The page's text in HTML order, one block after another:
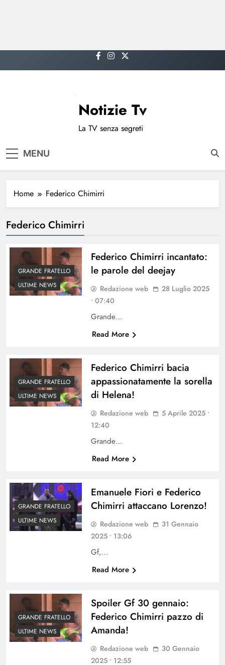
to
Notizie Tv
La TV senza segreti
MENU
Home Federico Chimirri
Federico Chimirri
GRANDE FRATELLO
ULTIME NEWS
Federico Chimirri incantato:
le parole del deejay
Redazione web
28 Luglio 2025
• 07:40
Grande…
Read More
GRANDE FRATELLO
ULTIME NEWS
Federico Chimirri bacia
appassionatamente la sorella
di Helena!
Redazione web
5 Aprile 2025 •
12:40
Grande…
Read More
GRANDE FRATELLO
ULTIME NEWS
Emanuele Fiori e Federico
Chimirri attaccano Lorenzo!
Redazione web
31 Gennaio
2025 • 13:06
Gf,…
Read More
GRANDE FRATELLO
ULTIME NEWS
Spoiler Gf 30 gennaio:
Federico Chimirri pazzo di
Amanda!
Redazione web
30 Gennaio
2025 • 12:55